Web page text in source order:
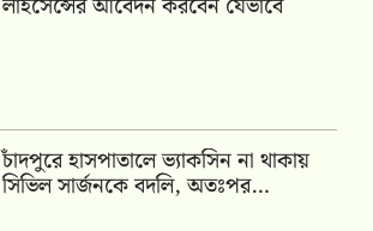
চাঁদপুরে হাসপাতালে ভ্যাকসিন না থাকায়
সিভিল সার্জনকে বদলি, অতঃপর…